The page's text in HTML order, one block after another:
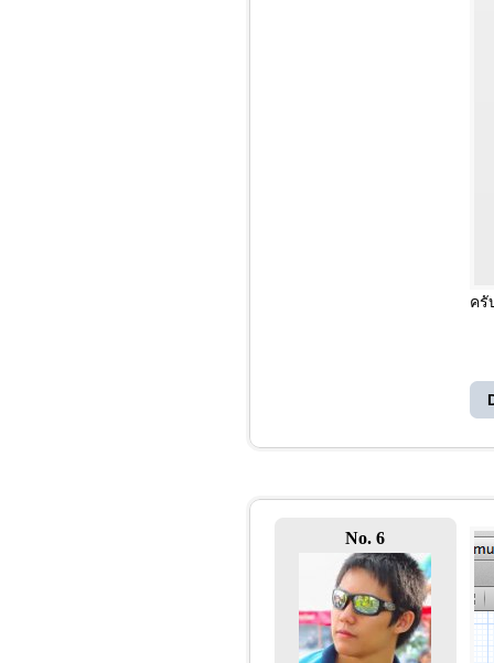
ครั
No. 6